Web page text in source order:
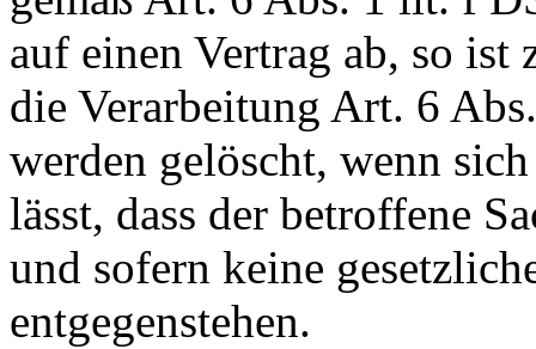
auf einen Vertrag ab, so ist
die Verarbeitung Art. 6
werden gelöscht, wenn
lässt, dass der betroffene
und sofern keine
entgegenstehen.